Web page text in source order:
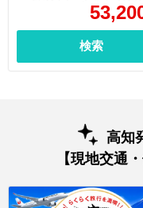
検索
高知
【現地交通